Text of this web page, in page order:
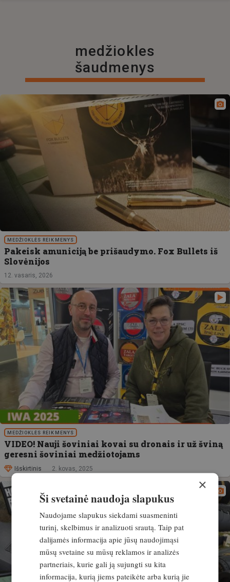
medžiokles
šaudmenys
MEDŽIOKLĖS REIKMENYS
Pakeisk amuniciją be prišaudymo. Fox Bullets iš
Slovėnijos
12. vasaris, 2026
MEDŽIOKLĖS REIKMENYS
VIDEO! Nauji šoviniai kovai su dronais ir už šviną
geresni šoviniai medžiotojams
Išskirtinis 2. kovas, 2025
×
Ši svetainė naudoja slapukus
Naudojame slapukus siekdami suasmeninti
turinį, skelbimus ir analizuoti srautą. Taip pat
dalijamės informacija apie jūsų naudojimąsi
mūsų svetaine su mūsų reklamos ir analizės
partneriais, kurie gali ją sujungti su kita
informacija, kurią jiems pateikėte arba kurią jie